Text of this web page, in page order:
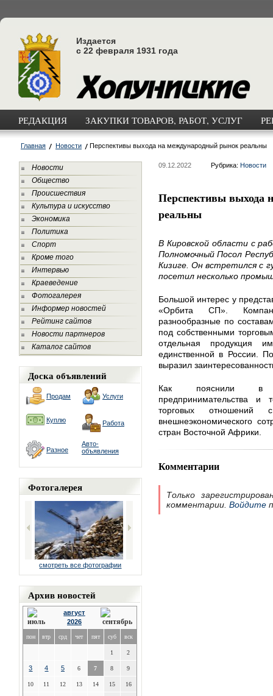
Издается
с 22 февраля 1931 года
РЕДАКЦИЯ ЗАКУПКИ ТОВАРОВ, РАБОТ, УСЛУГ
Главная Новости Перспективы выхода на международный рынок реальны
Новости
Общество
Происшествия
Культура и искусство
Экономика
Политика
Спорт
Кроме того
Интервью
Краеведение
Фотогалерея
Информер новостей
Рейтинг сайтов
Новости партнеров
Каталог сайтов
Доска объявлений
Продам Услуги
Куплю Работа
Разное
Авто-
объявления
Фотогалерея
смотреть все фотографии
Архив новостей
август
2026
пон втр срд чет пят суб вск
1 2
3 4 5 6 7 8 9
10 11 12 13 14 15 16
09.12.2022 Рубрика: Новости
Перспективы выхода
реальны
В Кировской области с
Полномочный Посол
Кизиге. Он встретился с
посетил несколько
Большой интерес у
«Орбита СП».
разнообразные по
под собственными
отдельная продукция
единственной в России.
выразил
Как пояснили в
предпринимательства и
торговых отношений
внешнеэкономического
стран Восточной Африки.
Комментарии
Только
комментарии. Войдите